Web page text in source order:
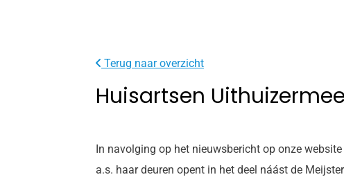
Terug naar overzicht
Huisartsen
In navolging op het nieuwsbericht op onze
a.s. haar deuren opent in het deel náást de